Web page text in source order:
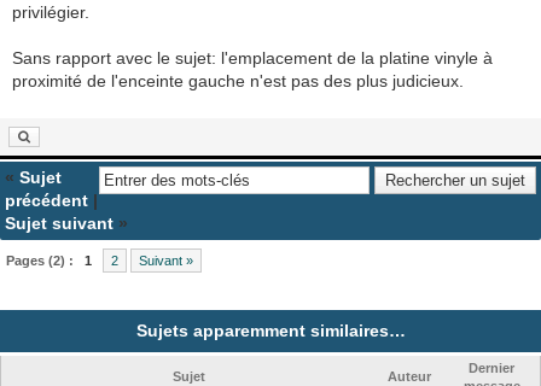
privilégier.
Sans rapport avec le sujet: l'emplacement de la platine vinyle à
proximité de l'enceinte gauche n'est pas des plus judicieux.
« Sujet
précédent |
Sujet suivant »
Pages (2) : 1 2 Suivant »
Sujets apparemment similaires…
Sujet Auteur
Dernier